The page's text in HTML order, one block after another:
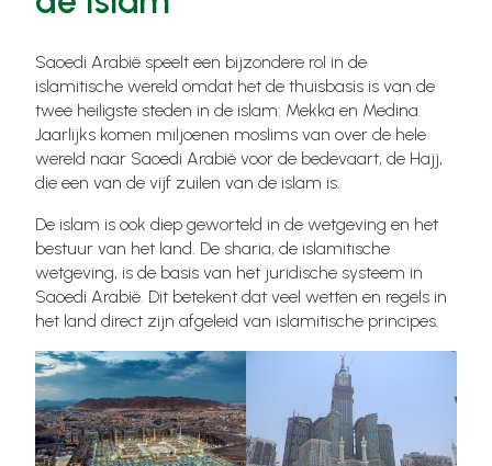
Saoedi Arabië speelt een bijzondere rol in de
islamitische wereld omdat het de thuisbasis is van de
twee heiligste steden in de islam: Mekka en Medina.
Jaarlijks komen miljoenen moslims van over de hele
wereld naar Saoedi Arabië voor de bedevaart, de Hajj,
die een van de vijf zuilen van de islam is.
De islam is ook diep geworteld in de wetgeving en het
bestuur van het land. De sharia, de islamitische
wetgeving, is de basis van het juridische systeem in
Saoedi Arabië. Dit betekent dat veel wetten en regels in
het land direct zijn afgeleid van islamitische principes.